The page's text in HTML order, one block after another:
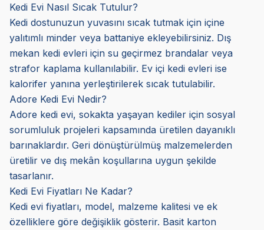
Kedi Evi Nasıl Sıcak Tutulur?
Kedi dostunuzun yuvasını sıcak tutmak için içine
yalıtımlı minder veya battaniye ekleyebilirsiniz. Dış
mekan kedi evleri için su geçirmez brandalar veya
strafor kaplama kullanılabilir. Ev içi kedi evleri ise
kalorifer yanına yerleştirilerek sıcak tutulabilir.
Adore Kedi Evi Nedir?
Adore kedi evi, sokakta yaşayan kediler için sosyal
sorumluluk projeleri kapsamında üretilen dayanıklı
barınaklardır. Geri dönüştürülmüş malzemelerden
üretilir ve dış mekân koşullarına uygun şekilde
tasarlanır.
Kedi Evi Fiyatları Ne Kadar?
Kedi evi fiyatları, model, malzeme kalitesi ve ek
özelliklere göre değişiklik gösterir. Basit karton